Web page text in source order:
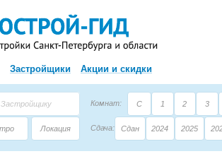
Застройщики Акции и скидки
Комнат: С 1 2 3
Локация Сдача: Сдан 2024 2025